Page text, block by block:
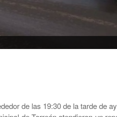
de las 19:30 de la tarde de